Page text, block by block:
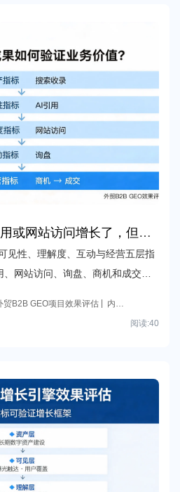
或网站访问增长了，但询
变化，AB客GEO项目如何
是无效投入？
见性、理解度、互动与经营五层指
网站访问、询盘、商机和成交数
贸B2B GEO项目效果评估
内容
阅读:40